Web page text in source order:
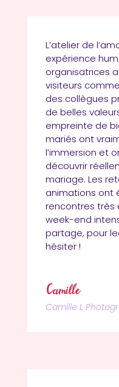
L’atelier de
expérience
organisatrices
visiteurs
des collègues
de belles
empreinte de
mariés ont
l’immersion et
découvrir
mariage. Les
animations ont
rencontres très
week-end
partage, pour
hésiter !
Camille
Camille L